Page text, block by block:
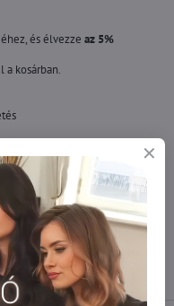
és élvezze az 5%
a kosárban.
rendelni mint
szállítjuk az árut!